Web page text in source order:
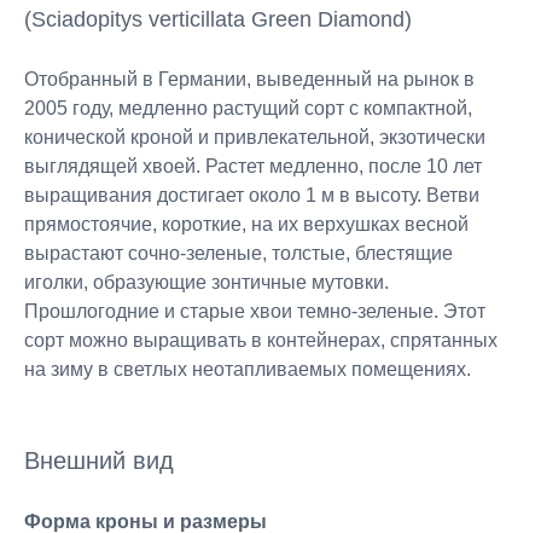
(Sciadopitys verticillata Green Diamond)
Отобранный в Германии, выведенный на рынок в
2005 году, медленно растущий сорт с компактной,
конической кроной и привлекательной, экзотически
выглядящей хвоей. Растет медленно, после 10 лет
выращивания достигает около 1 м в высоту. Ветви
прямостоячие, короткие, на их верхушках весной
вырастают сочно-зеленые, толстые, блестящие
иголки, образующие зонтичные мутовки.
Прошлогодние и старые хвои темно-зеленые. Этот
сорт можно выращивать в контейнерах, спрятанных
на зиму в светлых неотапливаемых помещениях.
Внешний вид
Форма кроны и размеры